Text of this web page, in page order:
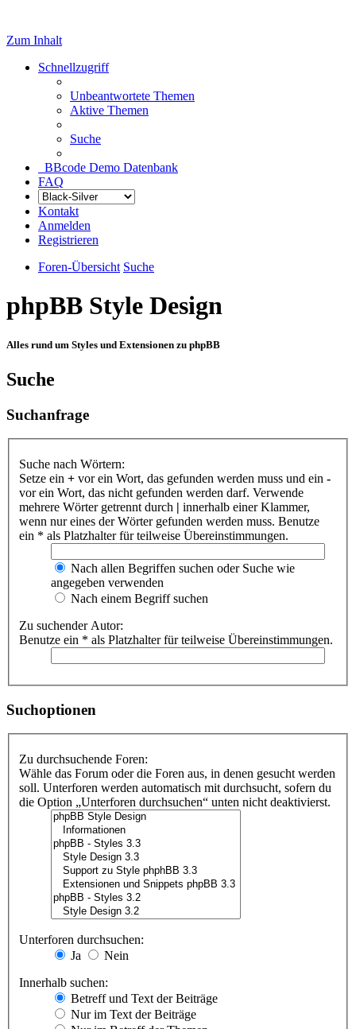
Zum Inhalt
Schnellzugriff
Unbeantwortete Themen
Aktive Themen
Suche
BBcode Demo Datenbank
FAQ
Kontakt
Anmelden
Registrieren
Foren-Übersicht Suche
phpBB Style Design
Alles rund um Styles und Extensionen zu phpBB
Suche
Suchanfrage
Suche nach Wörtern:
Setze ein + vor ein Wort, das gefunden werden muss und ein -
vor ein Wort, das nicht gefunden werden darf. Verwende
mehrere Wörter getrennt durch | innerhalb einer Klammer,
wenn nur eines der Wörter gefunden werden muss. Benutze
ein * als Platzhalter für teilweise Übereinstimmungen.
Nach allen Begriffen suchen oder Suche wie
angegeben verwenden
Nach einem Begriff suchen
Zu suchender Autor:
Benutze ein * als Platzhalter für teilweise Übereinstimmungen.
Suchoptionen
Zu durchsuchende Foren:
Wähle das Forum oder die Foren aus, in denen gesucht werden
soll. Unterforen werden automatisch mit durchsucht, sofern du
die Option „Unterforen durchsuchen“ unten nicht deaktivierst.
Unterforen durchsuchen:
Ja
Nein
Innerhalb suchen:
Betreff und Text der Beiträge
Nur im Text der Beiträge